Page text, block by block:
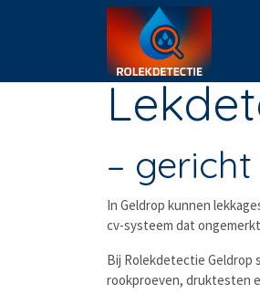
–
In Geldrop kunnen
cv-systeem dat
Bij Rolekdetectie Geldrop
rookproeven, druktesten